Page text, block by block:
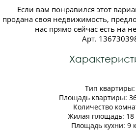
Если вам понравился этот
продана своя недвижимость,
нас прямо сейчас есть на
Арт.
Тип квартиры:
Площадь квартиры:
Количество
Жилая площадь: 18
Площадь кухни: 9